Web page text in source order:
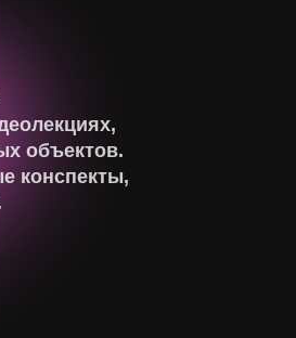
объектов.
конспекты,